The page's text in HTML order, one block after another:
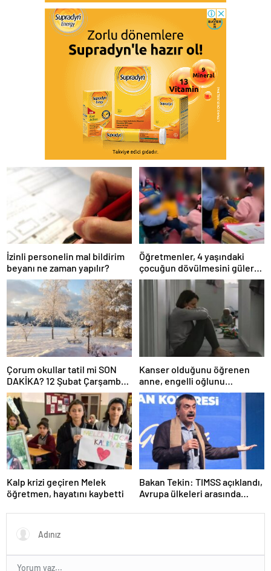
İzinli personelin mal bildirim
beyanı ne zaman yapılır?
Öğretmenler, 4 yaşındaki
çocuğun dövülmesini gülerek
izledi
Çorum okullar tatil mi SON
DAKİKA? 12 Şubat Çarşamba
Çorum’da okul yok mu (Çorum
Valiliği Açıklaması – KAR
TATİLİ)?
Kanser olduğunu öğrenen
anne, engelli oğlunu
öldürdükten sonra intihar etti
Kalp krizi geçiren Melek
öğretmen, hayatını kaybetti
Bakan Tekin: TIMSS açıklandı,
Avrupa ülkeleri arasında